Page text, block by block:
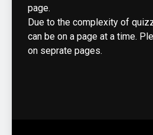
page.
Due to the complexity of
can be on a page at a time.
on seprate pages.